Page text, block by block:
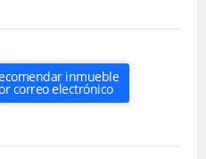
inmueble
correo electrónico